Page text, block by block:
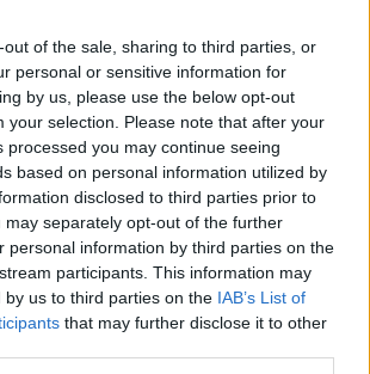
out of the sale, sharing to third parties, or
personal or sensitive information for
by us, please use the below opt-out
your selection. Please note that after your
processed you may continue seeing
based on personal information utilized by
disclosed to third parties prior to
may separately opt-out of the further
personal information by third parties on the
participants. This information may
by us to third parties on the IAB’s List of
that may further disclose it to other